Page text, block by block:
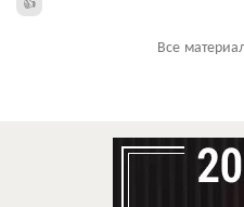
Все